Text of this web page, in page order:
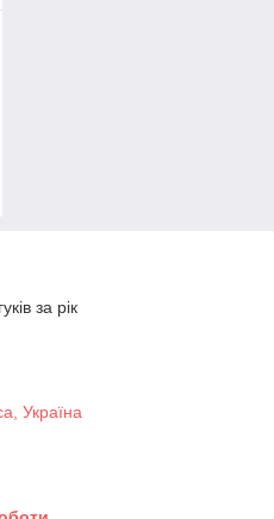
за рік
Україна